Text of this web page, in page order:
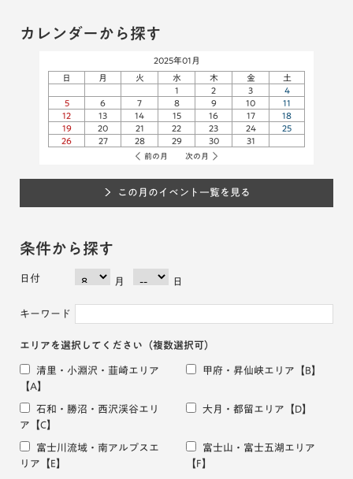
カレンダーから探す
2025年01月
日
月 火 水 木 金
土
1
2 3
4
5
6 7 8 9 10
11
12
13 14 15 16 17
18
19
20 21 22 23 24
25
26
27 28 29 30 31
前の月 次の月
この月のイベント一覧を見る
条件から探す
日付 月 日
キーワード
エリアを選択してください （複数選択可）
清里・小淵沢・韮崎エリア
【A】
甲府・昇仙峡エリア 【B】
石和・勝沼・西沢渓谷エリ
ア 【C】
大月・都留エリア 【D】
富士川流域・南アルプスエ
リア 【E】
富士山・富士五湖エリア
【F】